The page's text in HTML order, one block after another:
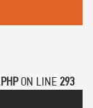
ON LINE 293